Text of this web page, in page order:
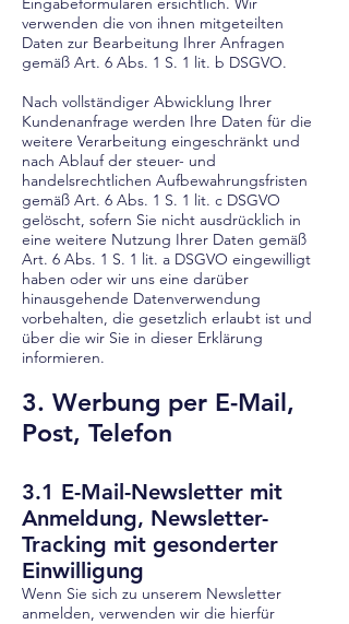
verwenden die von ihnen mitgeteilten
Daten zur Bearbeitung Ihrer Anfragen
gemäß Art. 6 Abs. 1 S. 1 lit. b DSGVO.
Nach vollständiger Abwicklung Ihrer
Kundenanfrage werden Ihre Daten für die
weitere Verarbeitung eingeschränkt und
nach Ablauf der steuer- und
handelsrechtlichen Aufbewahrungsfristen
gemäß Art. 6 Abs. 1 S. 1 lit. c DSGVO
gelöscht, sofern Sie nicht ausdrücklich in
eine weitere Nutzung Ihrer Daten gemäß
Art. 6 Abs. 1 S. 1 lit. a DSGVO eingewilligt
haben oder wir uns eine darüber
hinausgehende Datenverwendung
vorbehalten, die gesetzlich erlaubt ist und
über die wir Sie in dieser Erklärung
informieren.
3. Werbung per E-Mail,
Post, Telefon
3.1 E-Mail-Newsletter mit
Anmeldung, Newsletter-
Tracking mit gesonderter
Einwilligung
Wenn Sie sich zu unserem Newsletter
anmelden, verwenden wir die hierfür